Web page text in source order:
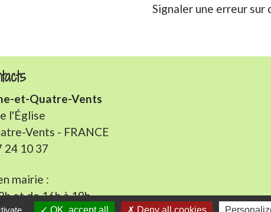
Signaler une erreur sur
et-Quatre-Vents
l'Église
Vents - FRANCE
24 10 37
mairie :
et de 16h à 19h
OK, accept all Deny all cookies